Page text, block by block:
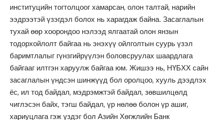
институцийн тогтолцоог хамарсан, олон талтай, нарийн
ээдрээтэй үзэгдэл болох нь харагдаж байна. Засаглалын
тухай өөр хоорондоо нэлээд ялгаатай олон янзын
тодорхойлолт байгаа нь энэхүү ойлголтын суурь үзэл
баримтлалыг гүнзгийрүүлэн боловсруулах шаардлага
байгааг илтгэн харуулж байгаа юм. Жишээ нь, НҮБХХ сайн
засаглалын үндсэн шинжүүд бол оролцоо, хууль дээдлэх
ёс, ил тод байдал, мэдрэмжтэй байдал, зөвшилцөлд
чиглэсэн байх, тэгш байдал, үр нөлөө болон үр ашиг,
хариуцлага гэж үздэг бол Азийн Хөгжлийн Банк